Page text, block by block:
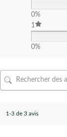
0%
1
0%
1-3 de 3 avis